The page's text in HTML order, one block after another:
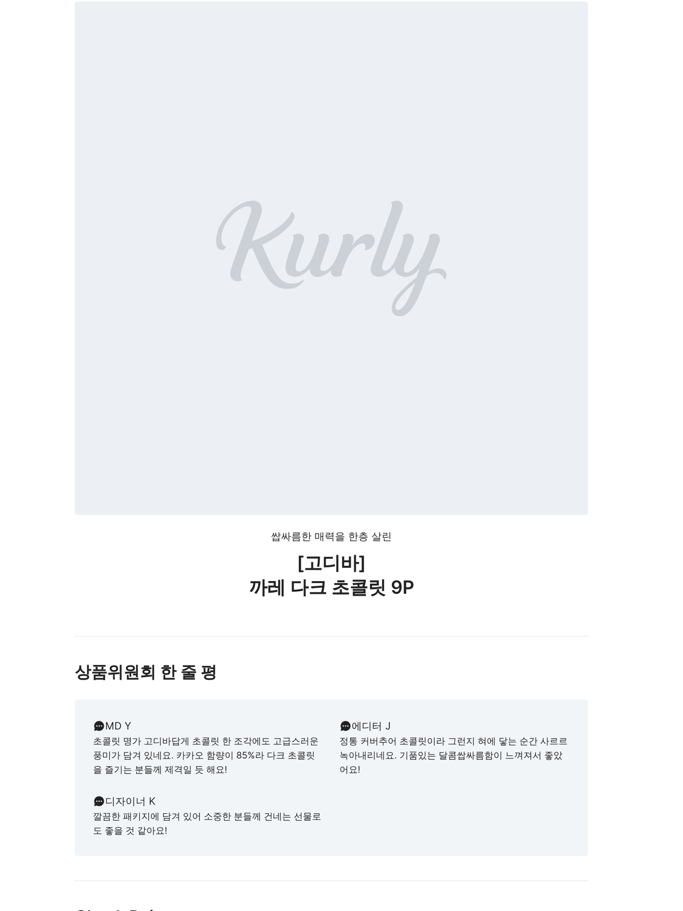
쌉싸름한 매력을 한층 살린
[고디바]
까레 다크 초콜릿 9P
상품위원회 한 줄 평
MD Y
초콜릿 명가 고디바답게 초콜릿 한 조각에도 고급스러운
풍미가 담겨 있네요. 카카오 함량이 85%라 다크 초콜릿
을 즐기는 분들께 제격일 듯 해요!
에디터 J
정통 커버추어 초콜릿이라 그런지 혀에 닿는 순간 사르르
녹아내리네요. 기품있는 달콤쌉싸름함이 느껴져서 좋았
어요!
디자이너 K
깔끔한 패키지에 담겨 있어 소중한 분들께 건네는 선물로
도 좋을 것 같아요!